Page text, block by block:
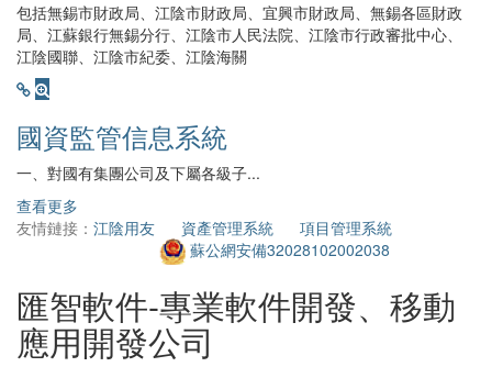
包括無錫市財政局、江陰市財政局、宜興市財政局、無錫各區財政
局、江蘇銀行無錫分行、江陰市人民法院、江陰市行政審批中心、
江陰國聯、江陰市紀委、江陰海關
國資監管信息系統
一、對國有集團公司及下屬各級子...
查看更多
友情鏈接： 江陰用友 資產管理系統
項目管理系統
蘇公網安備32028102002038
匯智軟件-專業軟件開發、移動
應用開發公司